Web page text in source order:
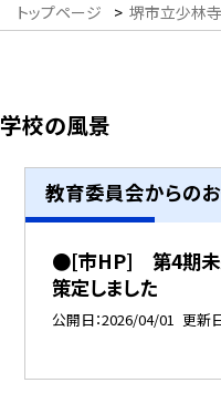
トップページ > 堺市立少林
学校の風景
教育委員会からの
●[市HP] 第4期未
策定しました
公開日 2026/04/01 更新